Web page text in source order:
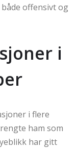
offensivt og
i
i flere
ham som
har gitt